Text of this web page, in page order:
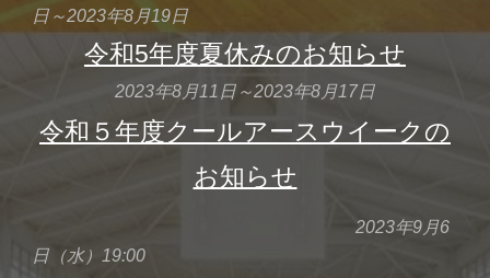
日～2023年8月19日
令和5年度夏休みのお知らせ
2023年8 月11 日～2023年8月1 7日
令和５年度クールアースウイークの
お知らせ
2023年9月6
日（水）19:00